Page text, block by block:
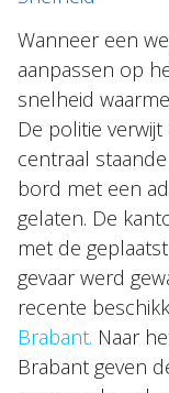
Wanneer een
aanpassen op
snelheid
De politie
centraal
bord met een
gelaten. De
met de
gevaar werd
recente
Brabant. Naar
Brabant geven